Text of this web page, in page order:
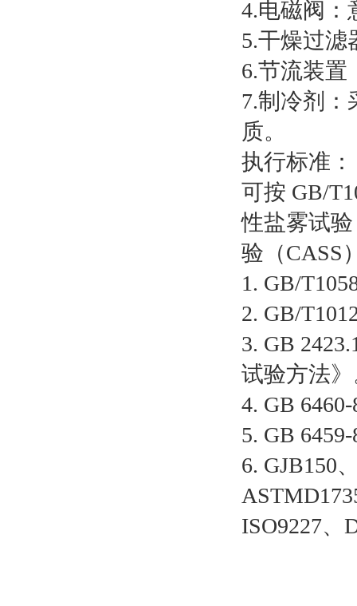
4.电磁阀：
5.干燥过滤
6.节流装置
7.制冷剂：
质。
执行标准：
可按 GB/
性盐雾试
验（CASS
1. GB/
2. GB/
3. GB
试验方法
4. GB
5. GB
6. GJB150
ISO9227、